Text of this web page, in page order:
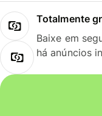
Totalmente
Baixe em
há anúncios